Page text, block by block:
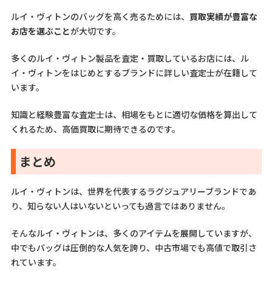
ルイ・ヴィトンのバッグを高く売るためには、 買取実績が豊富な
お店を選ぶことが大切です。
多くのルイ・ヴィトン製品を査定・買取しているお店には、ル
イ・ヴィトンをはじめとするブランドに詳しい査定士が在籍して
います。
知識と経験豊富な査定士は、相場をもとに適切な価格を算出して
くれるため、高価買取に期待できるのです。
まとめ
ルイ・ヴィトンは、世界を代表するラグジュアリーブランドであ
り、知らない人はいないといっても過言ではありません。
そんなルイ・ヴィトンは、多くのアイテムを展開していますが、
中でもバッグは圧倒的な人気を誇り、中古市場でも高値で取引さ
れています。